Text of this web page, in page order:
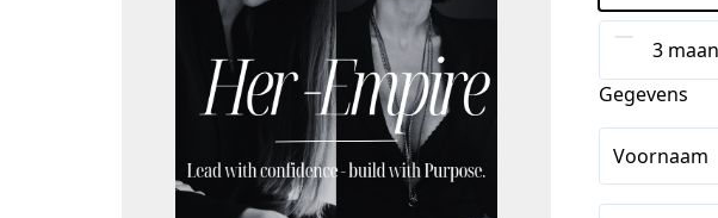
3
Gegevens
Voornaam